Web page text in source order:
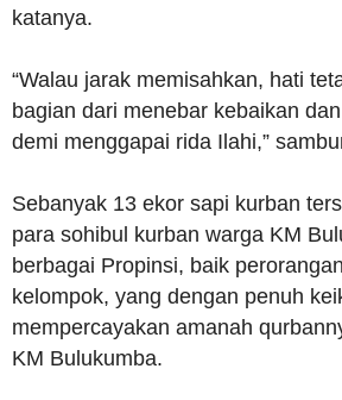
katanya.
“Walau jarak memisahkan, hati
bagian dari menebar kebaikan
demi menggapai rida Ilahi,”
Sebanyak 13 ekor sapi kurban
para sohibul kurban warga KM
berbagai Propinsi, baik
kelompok, yang dengan penuh
mempercayakan amanah
KM Bulukumba.